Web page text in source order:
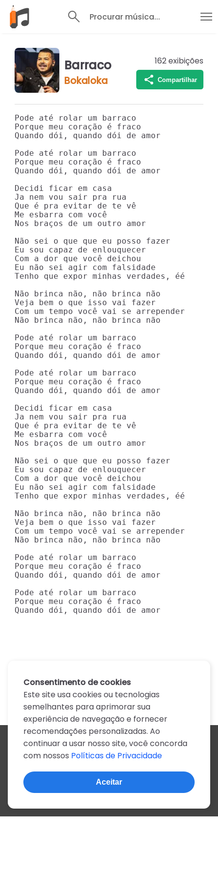
Procurar música...
Barraco
Bokaloka
162exibições
Compartilhar
Pode até rolar um barraco
Porque meu coração é fraco
Quando dói, quando dói de amor
Pode até rolar um barraco
Porque meu coração é fraco
Quando dói, quando dói de amor
Decidi ficar em casa
Ja nem vou sair pra rua
Que é pra evitar de te vê
Me esbarra com você
Nos braços de um outro amor
Não sei o que que eu posso fazer
Eu sou capaz de enlouquecer
Com a dor que você deichou
Eu não sei agir com falsidade
Tenho que expor minhas verdades, éé
Não brinca não, não brinca não
Veja bem o que isso vai fazer
Com um tempo você vai se arrepender
Não brinca não, não brinca não
Pode até rolar um barraco
Porque meu coração é fraco
Quando dói, quando dói de amor
Pode até rolar um barraco
Porque meu coração é fraco
Quando dói, quando dói de amor
Decidi ficar em casa
Ja nem vou sair pra rua
Que é pra evitar de te vê
Me esbarra com você
Nos braços de um outro amor
Não sei o que que eu posso fazer
Eu sou capaz de enlouquecer
Com a dor que você deichou
Eu não sei agir com falsidade
Tenho que expor minhas verdades, éé
Não brinca não, não brinca não
Veja bem o que isso vai fazer
Com um tempo você vai se arrepender
Não brinca não, não brinca não
Pode até rolar um barraco
Porque meu coração é fraco
Quando dói, quando dói de amor
Pode até rolar um barraco
Porque meu coração é fraco
Quando dói, quando dói de amor
Todos os artistas
A
B C D E F G H I J
N
O P Q R S T U V W X
Z
0-9
© 2022, mais de 2 milhões de cifras e letras
Consentimento de cookies
Este site usa cookies ou tecnologias
semelhantes para aprimorar sua
experiência de navegação e fornecer
recomendações personalizadas. Ao
continuar a usar nosso site, você concorda
com nossos Políticas de Privacidade
Aceitar